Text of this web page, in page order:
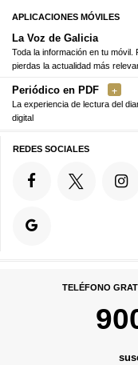
APLICACIONES MÓVILES
La Voz de Galicia
Toda la información en tu
pierdas la actualidad más
Periódico en PDF
La experiencia de lectura del
digital
REDES SOCIALES
TELÉFONO